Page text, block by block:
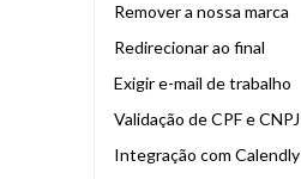
Remover a nossa marca
Redirecionar ao final
Exigir e-mail de trabalho
Validação de CPF e CNPJ
Integração com Calendly